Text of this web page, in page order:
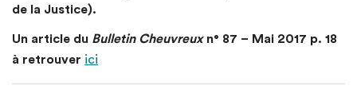
de la Justice).
Un article du Bulletin Cheuvreuxn° 87 – Mai 2017 p. 18
à retrouver ici